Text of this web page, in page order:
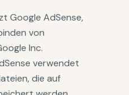
Google AdSense,
von
Inc.
verwendet
die auf